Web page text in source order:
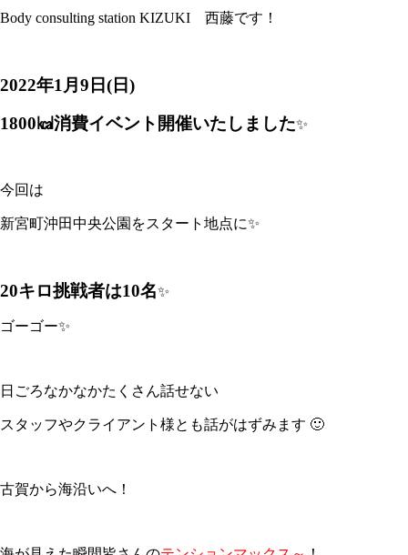
Body consulting station KIZUKI 西藤です！
2022年1月9日(日)
1800㎉消費イベント開催いたしました✨
今回は
新宮町沖田中央公園をスタート地点に✨
20キロ挑戦者は10名✨
ゴーゴー✨
日ごろなかなかたくさん話せない
スタッフやクライアント様とも話がはずみます 🙂
古賀から海沿いへ！